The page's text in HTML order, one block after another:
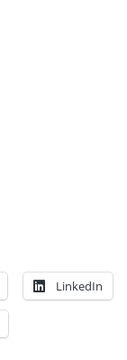
LinkedIn